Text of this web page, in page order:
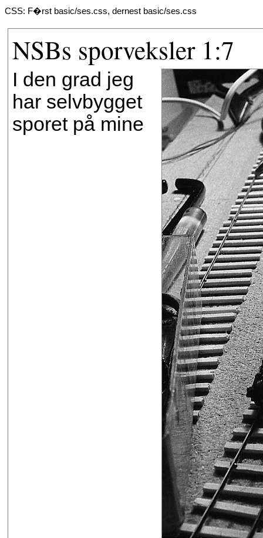
CSS: F�rst basic/ses.css, dernest basic/ses.css
NSBs sporveksler 1:7
I den grad jeg
har selvbygget
sporet på mine